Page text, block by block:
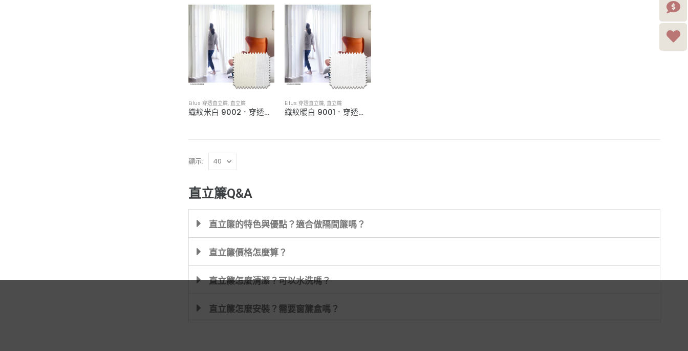
Eilus 穿透直立簾, 直立簾
織紋米白 9002．穿透直立簾
Eilus 穿透直立簾,直立簾
織紋暖白 9001．穿透直立簾
顯示:
直立簾Q&A
直立簾的特色與優點？適合做隔間簾嗎？
直立簾價格怎麼算？
直立簾怎麼清潔？可以水洗嗎？
直立簾怎麼安裝？需要窗簾盒嗎？